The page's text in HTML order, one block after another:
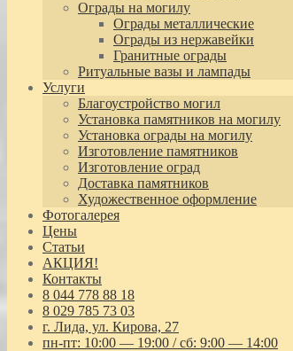
Ограды на могилу
Ограды металлические
Ограды из нержавейки
Гранитные ограды
Ритуальные вазы и лампады
Услуги
Благоустройство могил
Установка памятников на могилу
Установка ограды на могилу
Изготовление памятников
Изготовление оград
Доставка памятников
Художественное оформление
Фотогалерея
Цены
Статьи
АКЦИЯ!
Контакты
8 044 778 88 18
8 029 785 73 03
г. Лида, ул. Кирова, 27
пн-пт: 10:00 — 19:00 / сб: 9:00 — 14:00